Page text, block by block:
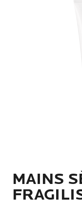
MAINS